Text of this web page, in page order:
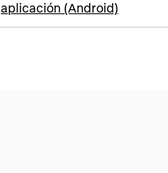
aplicación (Android)